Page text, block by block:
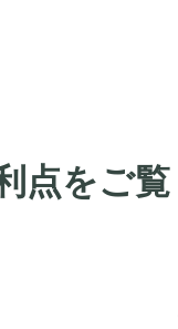
点をご